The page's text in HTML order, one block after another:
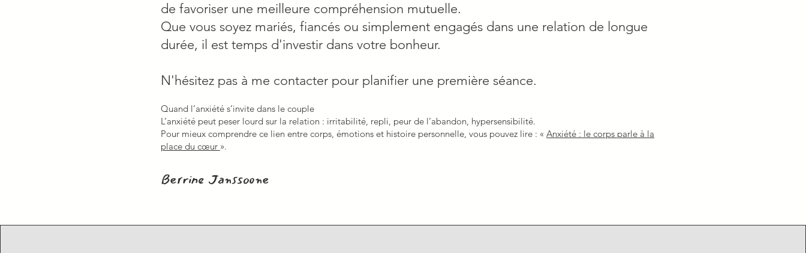
de favoriser une meilleure compréhension mutuelle.
Que vous soyez mariés, fiancés ou simplement engagés dans une relation de longue
durée, il est temps d'investir dans votre bonheur.
N'hésitez pas à me contacter pour planifier une première séance.
Quand l’anxiété s’invite dans le couple
L’anxiété peut peser lourd sur la relation : irritabilité, repli, peur de l’abandon, hypersensibilité.
Pour mieux comprendre ce lien entre corps, émotions et histoire personnelle, vous pouvez lire : « Anxiété : le corps parle à la
place du cœur ».
Berrine Janssoone